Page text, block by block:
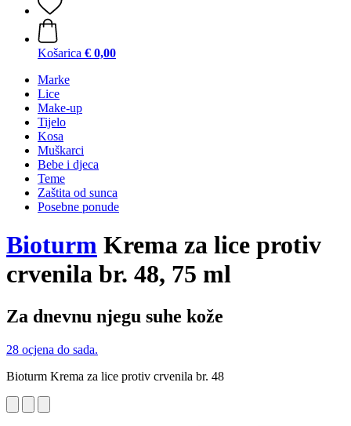
Košarica € 0,00
Marke
Lice
Make-up
Tijelo
Kosa
Muškarci
Bebe i djeca
Teme
Zaštita od sunca
Posebne ponude
Bioturm Krema za lice protiv
crvenila br. 48, 75 ml
Za dnevnu njegu suhe kože
28 ocjena do sada.
Bioturm Krema za lice protiv crvenila br. 48